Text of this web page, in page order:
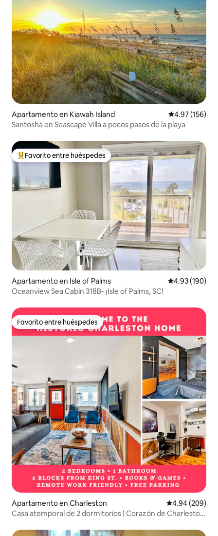
Apartamento en Kiawah Island Calificación
4.97 (156)
Santosha en Seascape Villa a pocos pasos de la playa
Favorito entre huéspedes preferido
Favorito entre huéspedes
Apartamento en Isle of Palms Calificación
4.93 (190)
Oceanview Sea Cabin 318B- ¡Isle of Palms, SC!
Favorito entre huéspedes
Favorito entre huéspedes
Apartamento en Charleston Calificación
4.94 (209)
Casa atemporal de 2 dormitorios | Corazón de Charleston